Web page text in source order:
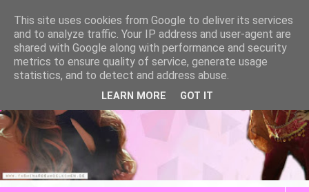
This site uses cookies from Google to deliver its services
and to analyze traffic. Your IP address and user-agent are
shared with Google along with performance and security
metrics to ensure quality of service, generate usage
statistics, and to detect and address abuse.
LEARN MORE GOT IT